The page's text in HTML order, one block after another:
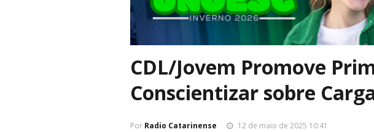
CDL/Jovem Promove
Conscientizar sobre
Por Radio Catarinense 12 de maio de 2025 10:41